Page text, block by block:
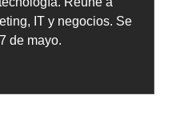
IT y negocios. Se
de mayo.